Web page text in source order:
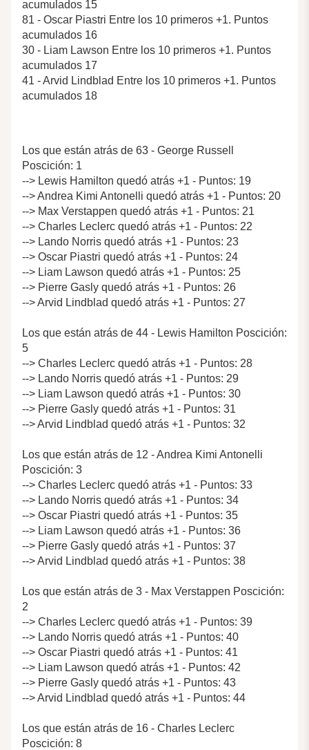
acumulados 15
81 - Oscar Piastri Entre los 10 primeros +1. Puntos
acumulados 16
30 - Liam Lawson Entre los 10 primeros +1. Puntos
acumulados 17
41 - Arvid Lindblad Entre los 10 primeros +1. Puntos
acumulados 18
Los que están atrás de 63 - George Russell
Poscición: 1
--> Lewis Hamilton quedó atrás +1 - Puntos: 19
--> Andrea Kimi Antonelli quedó atrás +1 - Puntos: 20
--> Max Verstappen quedó atrás +1 - Puntos: 21
--> Charles Leclerc quedó atrás +1 - Puntos: 22
--> Lando Norris quedó atrás +1 - Puntos: 23
--> Oscar Piastri quedó atrás +1 - Puntos: 24
--> Liam Lawson quedó atrás +1 - Puntos: 25
--> Pierre Gasly quedó atrás +1 - Puntos: 26
--> Arvid Lindblad quedó atrás +1 - Puntos: 27
Los que están atrás de 44 - Lewis Hamilton Poscición:
5
--> Charles Leclerc quedó atrás +1 - Puntos: 28
--> Lando Norris quedó atrás +1 - Puntos: 29
--> Liam Lawson quedó atrás +1 - Puntos: 30
--> Pierre Gasly quedó atrás +1 - Puntos: 31
--> Arvid Lindblad quedó atrás +1 - Puntos: 32
Los que están atrás de 12 - Andrea Kimi Antonelli
Poscición: 3
--> Charles Leclerc quedó atrás +1 - Puntos: 33
--> Lando Norris quedó atrás +1 - Puntos: 34
--> Oscar Piastri quedó atrás +1 - Puntos: 35
--> Liam Lawson quedó atrás +1 - Puntos: 36
--> Pierre Gasly quedó atrás +1 - Puntos: 37
--> Arvid Lindblad quedó atrás +1 - Puntos: 38
Los que están atrás de 3 - Max Verstappen Poscición:
2
--> Charles Leclerc quedó atrás +1 - Puntos: 39
--> Lando Norris quedó atrás +1 - Puntos: 40
--> Oscar Piastri quedó atrás +1 - Puntos: 41
--> Liam Lawson quedó atrás +1 - Puntos: 42
--> Pierre Gasly quedó atrás +1 - Puntos: 43
--> Arvid Lindblad quedó atrás +1 - Puntos: 44
Los que están atrás de 16 - Charles Leclerc
Poscición: 8